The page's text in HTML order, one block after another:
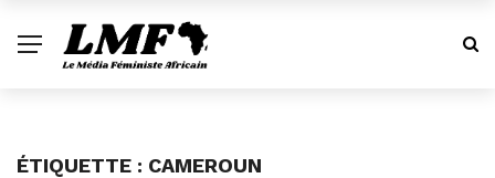
ÉTIQUETTE : CAMEROUN